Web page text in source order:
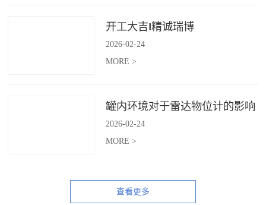
开工大吉‖精诚瑞博
2026-02-24
MORE >
罐内环境对于雷达物位计的影响
2026-02-24
MORE >
查看更多